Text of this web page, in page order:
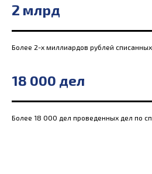
2 млрд
Более 2-х миллиардов рублей
18 000 дел
Более 18 000 дел проведенных дел по